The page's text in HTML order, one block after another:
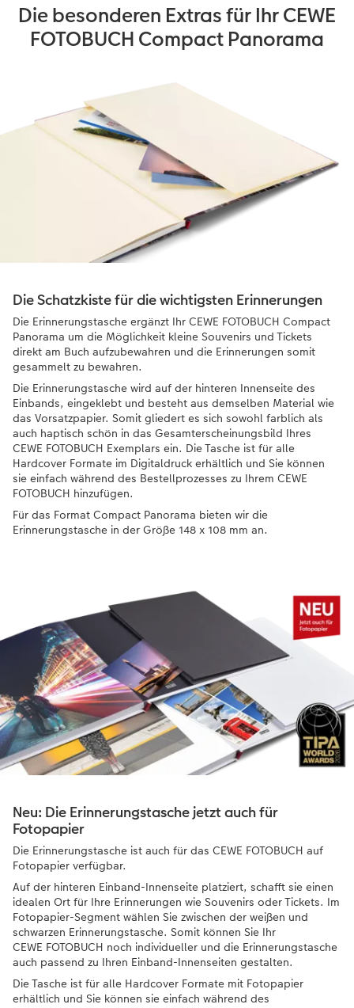
Die besonderen Extras für Ihr CEWE
FOTOBUCH Compact Panorama
Die Schatzkiste für die wichtigsten Erinnerungen
Die Erinnerungstasche ergänzt Ihr CEWE FOTOBUCH Compact
Panorama um die Möglichkeit kleine Souvenirs und Tickets
direkt am Buch aufzubewahren und die Erinnerungen somit
gesammelt zu bewahren.
Die Erinnerungstasche wird auf der hinteren Innenseite des
Einbands, eingeklebt und besteht aus demselben Material wie
das Vorsatzpapier. Somit gliedert es sich sowohl farblich als
auch haptisch schön in das Gesamterscheinungsbild Ihres
CEWE FOTOBUCH Exemplars ein. Die Tasche ist für alle
Hardcover Formate im Digitaldruck erhältlich und Sie können
sie einfach während des Bestellprozesses zu Ihrem CEWE
FOTOBUCH hinzufügen.
Für das Format Compact Panorama bieten wir die
Erinnerungstasche in der Größe 148 x 108 mm an.
Neu: Die Erinnerungstasche jetzt auch für
Fotopapier
Die Erinnerungstasche ist auch für das CEWE FOTOBUCH auf
Fotopapier verfügbar.
Auf der hinteren Einband-Innenseite platziert, schafft sie einen
idealen Ort für Ihre Erinnerungen wie Souvenirs oder Tickets. Im
Fotopapier-Segment wählen Sie zwischen der weißen und
schwarzen Erinnerungstasche. Somit können Sie Ihr
CEWE FOTOBUCH noch individueller und die Erinnerungstasche
auch passend zu Ihren Einband-Innenseiten gestalten.
Die Tasche ist für alle Hardcover Formate mit Fotopapier
erhältlich und Sie können sie einfach während des